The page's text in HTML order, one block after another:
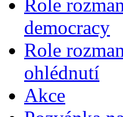
Role
democracy
Role
ohlédnutí
Akce